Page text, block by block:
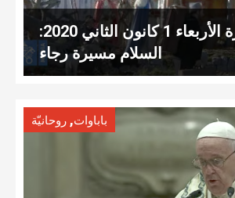
عناوين نشرة الأربعاء 1 كانون الثاني 2020:
السلام مسيرة رجاء
باباوات, روحانيّة